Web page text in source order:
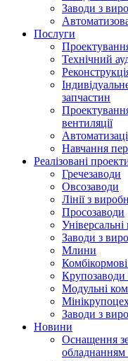
Заводи з
Послуги
Технічний
запчастин
вентиляції
Навчання
Реалізовані
Гречезаводи
Овсозаводи
Лінії з
Просозаводи
Заводи з
Млини
Крупозаводи
Модульні
Заводи з
Новини
Оснащення